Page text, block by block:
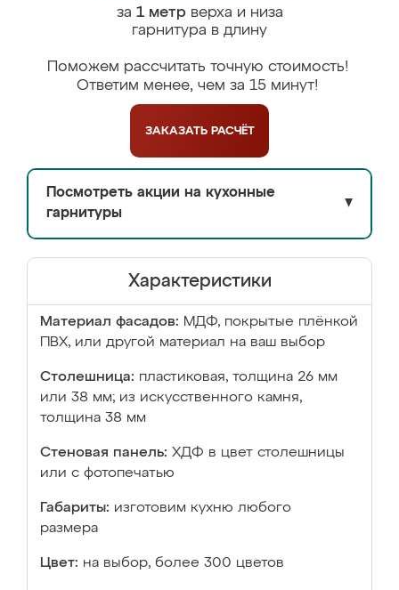
за 1 метрверха и низа
гарнитура в длину
Поможем рассчитать точную стоимость!
Ответим менее, чем за 15 минут!
ЗАКАЗАТЬ РАСЧЁТ
Посмотреть акции на кухонные
гарнитуры
▼
Характеристики
Материал фасадов: МДФ, покрытые плёнкой
ПВХ, или другой материал на ваш выбор
Столешница: пластиковая, толщина 26 мм
или 38 мм; из искусственного камня,
толщина 38 мм
Стеновая панель: ХДФ в цвет столешницы
или с фотопечатью
Габариты: изготовим кухню любого
размера
Цвет: на выбор, более 300 цветов